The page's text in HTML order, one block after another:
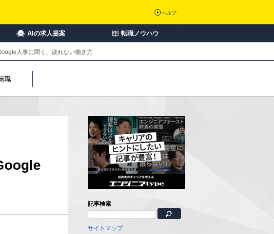
ヘルプ
AIの求人提案 転職ノウハウ
人事に聞く、疲れない働き方
職
記事検索
サイトマップ